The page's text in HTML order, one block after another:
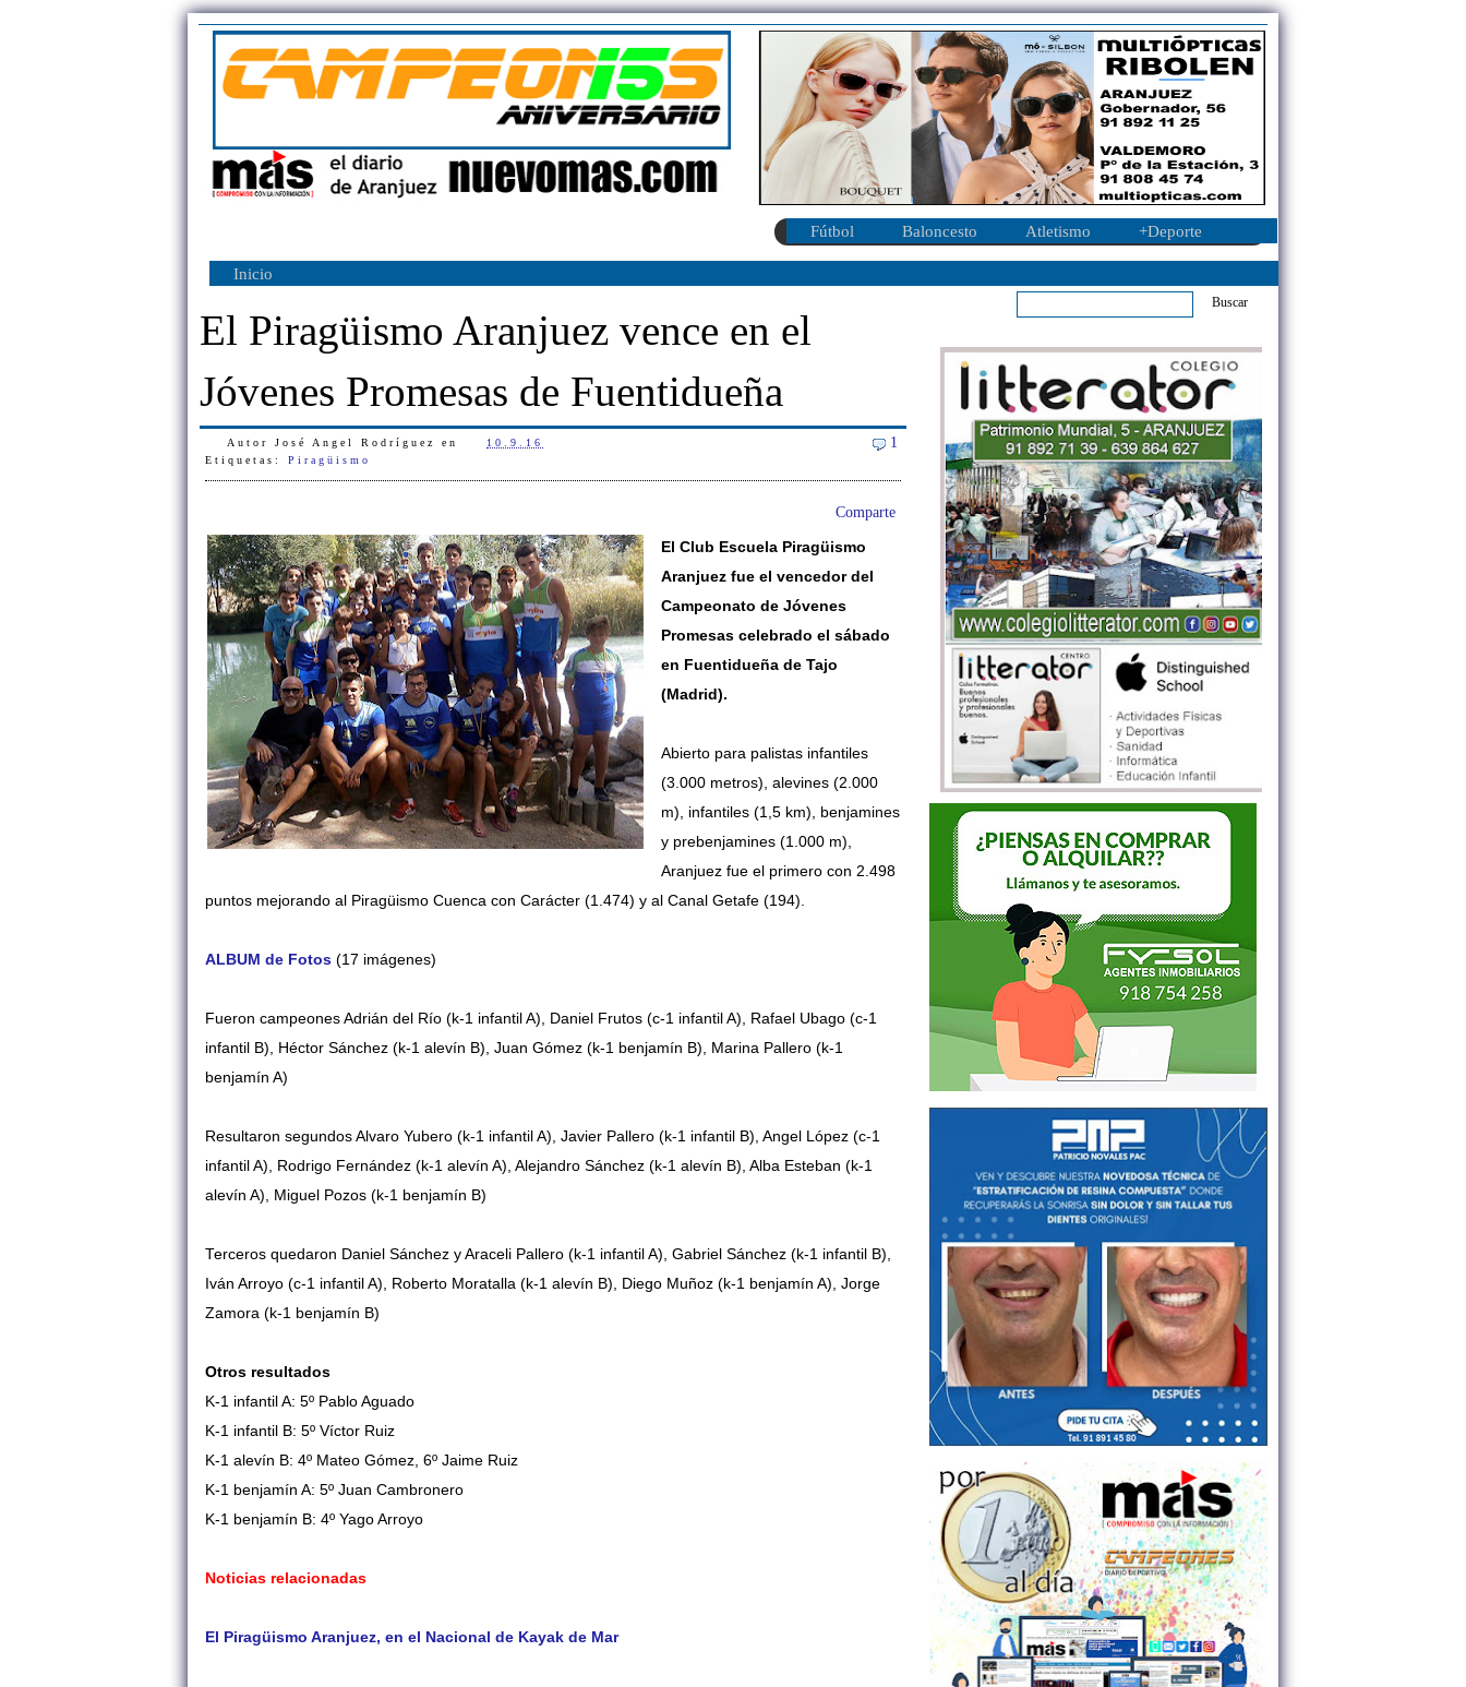
Fútbol Baloncesto Atletismo +Deporte
Inicio
El Piragüismo Aranjuez vence en el
Jóvenes Promesas de Fuentidueña
Autor José Angel Rodríguez en 10.9.16 1
Etiquetas: Piragüismo
Comparte
El Club Escuela Piragüismo
Aranjuez fue el vencedor del
Campeonato de Jóvenes
Promesas celebrado el sábado
en Fuentidueña de Tajo
(Madrid).
Abierto para palistas infantiles
(3.000 metros), alevines (2.000
m), infantiles (1,5 km), benjamines
y prebenjamines (1.000 m),
Aranjuez fue el primero con 2.498
puntos mejorando al Piragüismo Cuenca con Carácter (1.474) y al Canal Getafe (194).
ALBUM de Fotos (17 imágenes)
Fueron campeones Adrián del Río (k-1 infantil A), Daniel Frutos (c-1 infantil A), Rafael Ubago (c-1
infantil B), Héctor Sánchez (k-1 alevín B), Juan Gómez (k-1 benjamín B), Marina Pallero (k-1
benjamín A)
Resultaron segundos Alvaro Yubero (k-1 infantil A), Javier Pallero (k-1 infantil B), Angel López (c-1
infantil A), Rodrigo Fernández (k-1 alevín A), Alejandro Sánchez (k-1 alevín B), Alba Esteban (k-1
alevín A), Miguel Pozos (k-1 benjamín B)
Terceros quedaron Daniel Sánchez y Araceli Pallero (k-1 infantil A), Gabriel Sánchez (k-1 infantil B),
Iván Arroyo (c-1 infantil A), Roberto Moratalla (k-1 alevín B), Diego Muñoz (k-1 benjamín A), Jorge
Zamora (k-1 benjamín B)
Otros resultados
K-1 infantil A: 5º Pablo Aguado
K-1 infantil B: 5º Víctor Ruiz
K-1 alevín B: 4º Mateo Gómez, 6º Jaime Ruiz
K-1 benjamín A: 5º Juan Cambronero
K-1 benjamín B: 4º Yago Arroyo
Noticias relacionadas
El Piragüismo Aranjuez, en el Nacional de Kayak de Mar